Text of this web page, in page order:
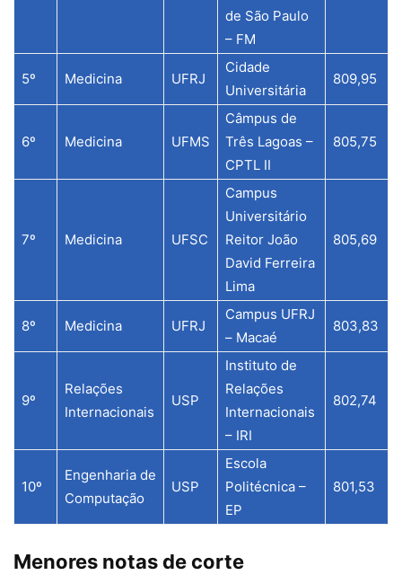
de São Paulo
– FM
5º Medicina UFRJ
Cidade
Universitária
809,95
6º Medicina UFMS
Câmpus de
Três Lagoas –
CPTL II
805,75
7º Medicina UFSC
Campus
Universitário
Reitor João
David Ferreira
Lima
805,69
8º Medicina UFRJ
Campus UFRJ
– Macaé
803,83
9º
Relações
Internacionais
USP
Instituto de
Relações
Internacionais
– IRI
802,74
10º
Engenharia de
Computação
USP
Escola
Politécnica –
EP
801,53
Menores notas de corte